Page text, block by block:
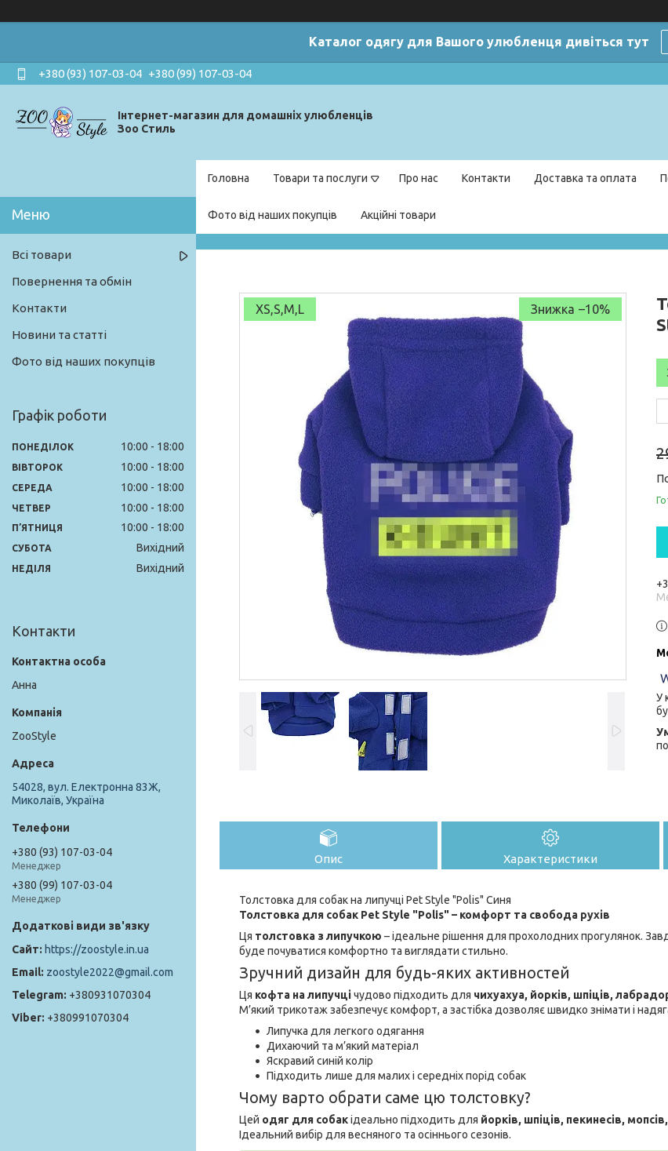
Каталог одягу для Вашого улюбленця дивіться тут
+380 (93) 107-03-04 +380 (99) 107-03-04
Інтернет-магазин для домашніх улюбленців
Зоо Стиль
Головна Товари та послуги Про нас Контакти Доставка та оплата
Фото від наших покупців Акційні товари
XS,S,M,L –10%
У
Опис Характеристики
Толстовка для собак на липучці Pet Style "Polis" Синя
Толстовка для собак Pet Style "Polis" – комфорт та свобода рухів
Ця толстовка з липучкою – ідеальне рішення для прохолодних прогулянок.
буде почуватися комфортно та виглядати стильно.
Зручний дизайн для будь-яких активностей
Ця кофта на липучцічудово підходить для чихуахуа, йорків, шпіців,
М’який трикотаж забезпечує комфорт, а застібка дозволяє швидко знімати і
Липучка для легкого одягання
Дихаючий та м’який матеріал
Яскравий синій колір
Підходить лише для малих і середніх порід собак
Чому варто обрати саме цю толстовку?
Цей одяг для собакідеально підходить для йорків, шпіців, пекинесів,
Ідеальний вибір для весняного та осіннього сезонів.
Всі товари
Повернення та обмін
Контакти
Новини та статті
Фото від наших покупців
Графік роботи
ПОНЕДІЛОК 10:00 18:00
ВІВТОРОК 10:00 18:00
СЕРЕДА 10:00 18:00
ЧЕТВЕР 10:00 18:00
ПʼЯТНИЦЯ 10:00 18:00
СУБОТА Вихідний
НЕДІЛЯ Вихідний
Контакти
Анна
ZooStyle
54028, вул. Електронна 83Ж,
Миколаїв, Україна
+380 (93) 107-03-04
Менеджер
+380 (99) 107-03-04
Менеджер
https://zoostyle.in.ua
zoostyle2022@gmail.com
+380931070304
+380991070304